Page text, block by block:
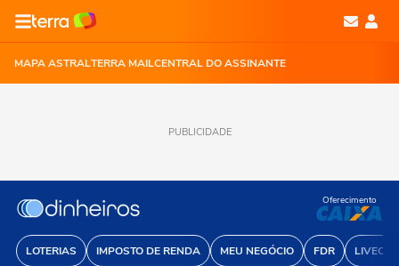
MAPA ASTRALTERRA MAILCENTRAL DO ASSINANTE
PUBLICIDADE
LOTERIAS IMPOSTO DE RENDA MEU NEGÓCIO FDR
Oferecimento